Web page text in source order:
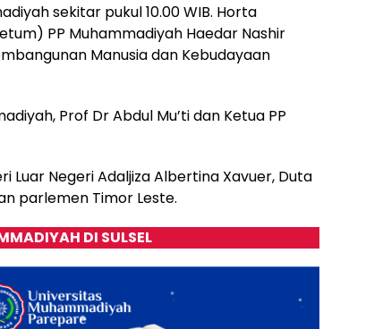
sekitar pukul 10.00 WIB. Horta
PP Muhammadiyah Haedar Nashir
Manusia dan Kebudayaan
Prof Dr Abdul Mu’ti dan Ketua PP
Luar Negeri Adaljiza Albertina Xavuer, Duta
parlemen Timor Leste.
DI SULSEL